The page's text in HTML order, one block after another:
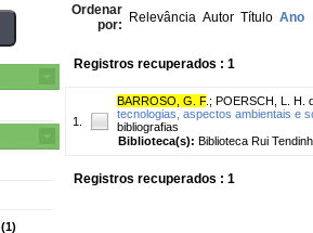
(1)
Ordenar
por: Relevância Autor Título Ano
Registros recuperados : 1
1.
BARROSO, G. F. ; POERSCH, L. H.
tecnologias, aspectos ambientais e
bibliografias
Biblioteca(s): Biblioteca Rui
Registros recuperados : 1